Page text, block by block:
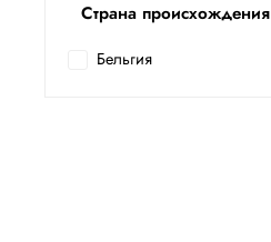
Страна происхождения
Бельгия